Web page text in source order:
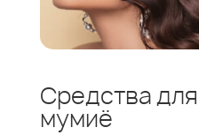
Средства
мумиё